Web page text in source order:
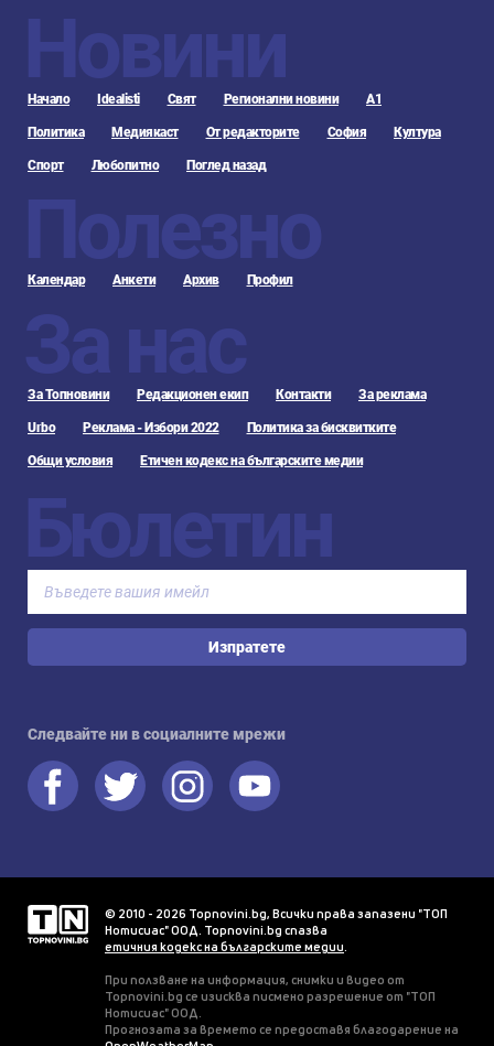
Новини
Начало Idealisti Свят Регионални новини А1
Политика Медиякаст От редакторите София Култура
Спорт Любопитно Поглед назад
Полезно
Календар Анкети Архив Профил
За нас
За Топновини Редакционен екип Контакти За реклама
Urbo Реклама - Избори 2022 Политика за бисквитките
Общи условия Етичен кодекс на българските медии
Бюлетин
Изпратете
Следвайте ни в социалните мрежи
© 2010 - 2026 Topnovini.bg, Всички права запазени "ТОП
Нотисиас" ООД. Topnovini.bg спазва
етичния кодекс на българските медии.
При ползване на информация, снимки и видео от
Topnovini.bg се изисква писмено разрешение от "ТОП
Нотисиас" ООД.
Прогнозата за времето се предоставя благодарение на